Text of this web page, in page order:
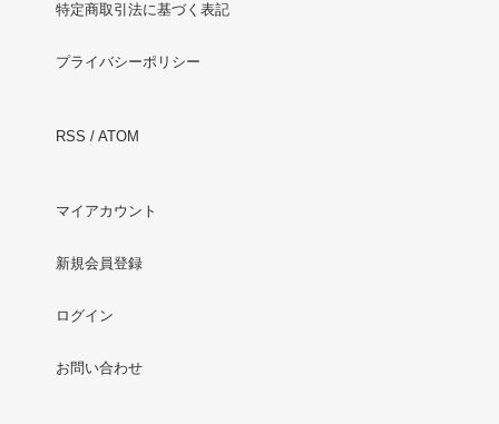
特定商取引法に基づく表記
プライバシーポリシー
RSS / ATOM
マイアカウント
新規会員登録
ログイン
お問い合わせ